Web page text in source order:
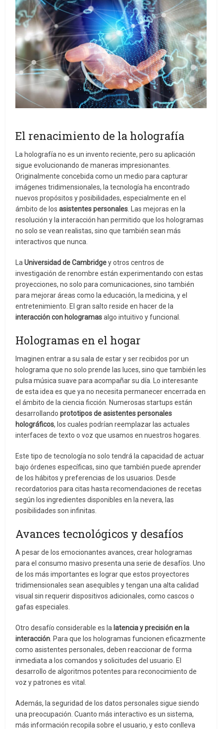
El renacimiento de la holografía
La holografía no es un invento reciente, pero su aplicación
sigue evolucionando de maneras impresionantes.
Originalmente concebida como un medio para capturar
imágenes tridimensionales, la tecnología ha encontrado
nuevos propósitos y posibilidades, especialmente en el
ámbito de losasistentes personales . Las mejoras en la
resolución y la interacción han permitido que los hologramas
no solo se vean realistas, sino que también sean más
interactivos que nunca.
LaUniversidad de Cambridgey otros centros de
investigación de renombre están experimentando con estas
proyecciones, no solo para comunicaciones, sino también
para mejorar áreas como la educación, la medicina, y el
entretenimiento. El gran salto reside en hacer de la
interacción con hologramasalgo intuitivo y funcional.
Hologramas en el hogar
Imaginen entrar a su sala de estar y ser recibidos por un
holograma que no solo prende las luces, sino que también les
pulsa música suave para acompañar su día. Lo interesante
de esta idea es que ya no necesita permanecer encerrada en
el ámbito de la ciencia ficción. Numerosas startups están
desarrollandoprototipos de asistentes personales
holográficos, los cuales podrían reemplazar las actuales
interfaces de texto o voz que usamos en nuestros hogares.
Este tipo de tecnología no solo tendrá la capacidad de actuar
bajo órdenes específicas, sino que también puede aprender
de los hábitos y preferencias de los usuarios. Desde
recordatorios para citas hasta recomendaciones de recetas
según los ingredientes disponibles en la nevera, las
posibilidades son infinitas.
Avances tecnológicos y desafíos
A pesar de los emocionantes avances, crear hologramas
para el consumo masivo presenta una serie de desafíos. Uno
de los más importantes es lograr que estos proyectores
tridimensionales sean asequibles y tengan una alta calidad
visual sin requerir dispositivos adicionales, como cascos o
gafas especiales.
Otro desafío considerable es la latencia y precisión en la
interacción . Para que los hologramas funcionen eficazmente
como asistentes personales, deben reaccionar de forma
inmediata a los comandos y solicitudes del usuario. El
desarrollo de algoritmos potentes para reconocimiento de
voz y patrones es vital.
Además, la seguridad de los datos personales sigue siendo
una preocupación. Cuanto más interactivo es un sistema,
más información recopila sobre el usuario, y esto conlleva